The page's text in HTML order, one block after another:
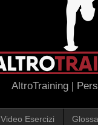
AltroTraining |
Video Esercizi